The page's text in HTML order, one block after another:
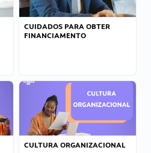
CUIDADOS PARA OBTER
FINANCIAMENTO
CULTURA ORGANIZACIONAL